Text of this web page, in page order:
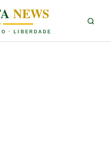
NEWS
· LIBERDADE